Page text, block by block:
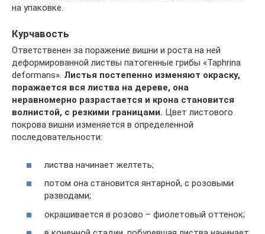
на упаковке.
Курчавость
Ответственен за поражение вишни и роста на ней
деформированной листвы патогенные грибы «Taphrina
deformans». Листья постепенно изменяют окраску,
поражается вся листва на дереве, она
неравномерно разрастается и крона становится
волнистой, с резкими границами. Цвет листового
покрова вишни изменяется в определенной
последовательности:
листва начинает желтеть;
потом она становится янтарной, с розовыми
разводами;
окрашивается в розово – фиолетовый оттенок;